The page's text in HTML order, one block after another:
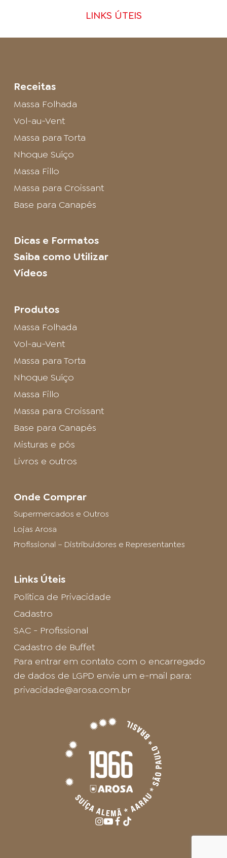
LINKS ÚTEIS
Receitas
Massa Folhada
Vol-au-Vent
Massa para Torta
Nhoque Suíço
Massa Fillo
Massa para Croissant
Base para Canapés
Dicas e Formatos
Saiba como Utilizar
Vídeos
Produtos
Massa Folhada
Vol-au-Vent
Massa para Torta
Nhoque Suíço
Massa Fillo
Massa para Croissant
Base para Canapés
Misturas e pós
Livros e outros
Onde Comprar
Supermercados e Outros
Lojas Arosa
Profissional – Distribuidores e Representantes
Links Úteis
Política de Privacidade
Cadastro
SAC - Profissional
Cadastro de Buffet
Para entrar em contato com o encarregado
de dados de LGPD envie um e-mail para:
privacidade@arosa.com.br